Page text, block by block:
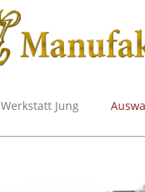
Werkstatt Jung